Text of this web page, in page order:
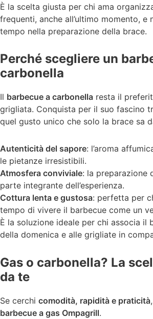
È la scelta giusta per chi ama
frequenti, anche all’ultimo momento, e
tempo nella preparazione della brace.
Perché scegliere un
carbonella
Il barbecue a carbonella resta il
grigliata. Conquista per il suo fascino
quel gusto unico che solo la brace sa
Autenticità del sapore: l’aroma
le pietanze irresistibili.
Atmosfera conviviale: la preparazione
parte integrante dell’esperienza.
Cottura lenta e gustosa: perfetta per
tempo di vivere il barbecue come un
È la soluzione ideale per chi associa il
della domenica e alle grigliate in
Gas o carbonella? La
da te
Se cerchi comodità, rapidità e praticità
barbecue a gas Ompagrill.